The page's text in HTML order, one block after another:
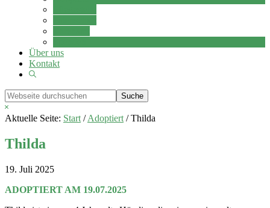
Über uns
Kontakt
Show
Webseite
durchsuchen
Hide
Search
Aktuelle Seite: Start / Adoptiert /Thilda
Thilda
19. Juli 2025
ADOPTIERT AM 19.07.2025